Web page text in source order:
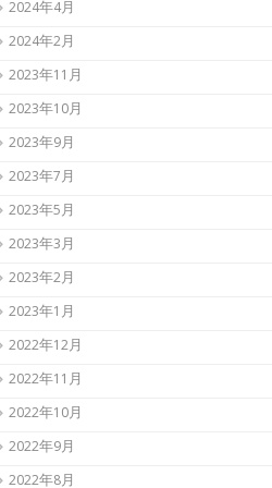
2024年4月
2024年2月
2023年11月
2023年10月
2023年9月
2023年7月
2023年5月
2023年3月
2023年2月
2023年1月
2022年12月
2022年11月
2022年10月
2022年9月
2022年8月